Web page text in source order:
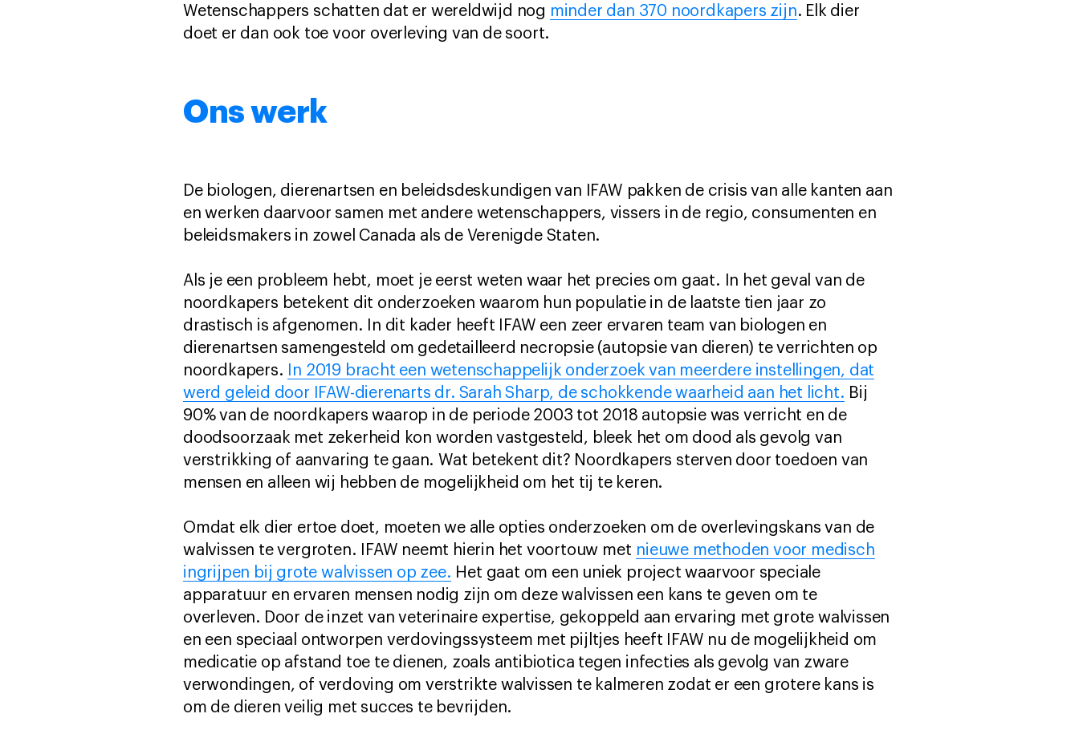
Wetenschappers schatten dat er wereldwijd nog minder dan 370 noordkapers zijn. Elk dier
doet er dan ook toe voor overleving van de soort.
Ons werk
De biologen, dierenartsen en beleidsdeskundigen van IFAW pakken de crisis van alle kanten aan
en werken daarvoor samen met andere wetenschappers, vissers in de regio, consumenten en
beleidsmakers in zowel Canada als de Verenigde Staten.
Als je een probleem hebt, moet je eerst weten waar het precies om gaat. In het geval van de
noordkapers betekent dit onderzoeken waarom hun populatie in de laatste tien jaar zo
drastisch is afgenomen. In dit kader heeft IFAW een zeer ervaren team van biologen en
dierenartsen samengesteld om gedetailleerd necropsie (autopsie van dieren) te verrichten op
noordkapers.
In 2019 bracht een wetenschappelijk onderzoek van meerdere instellingen, dat
werd geleid door IFAW-dierenarts dr. Sarah Sharp, de schokkende waarheid aan het licht. Bij
90% van de noordkapers waarop in de periode 2003 tot 2018 autopsie was verricht en de
doodsoorzaak met zekerheid kon worden vastgesteld, bleek het om dood als gevolg van
verstrikking of aanvaring te gaan. Wat betekent dit? Noordkapers sterven door toedoen van
mensen en alleen wij hebben de mogelijkheid om het tij te keren.
Omdat elk dier ertoe doet, moeten we alle opties onderzoeken om de overlevingskans van de
walvissen te vergroten. IFAW neemt hierin het voortouw met nieuwe methoden voor medisch
ingrijpen bij grote walvissen op zee. Het gaat om een uniek project waarvoor speciale
apparatuur en ervaren mensen nodig zijn om deze walvissen een kans te geven om te
overleven. Door de inzet van veterinaire expertise, gekoppeld aan ervaring met grote walvissen
en een speciaal ontworpen verdovingssysteem met pijltjes heeft IFAW nu de mogelijkheid om
medicatie op afstand toe te dienen, zoals antibiotica tegen infecties als gevolg van zware
verwondingen, of verdoving om verstrikte walvissen te kalmeren zodat er een grotere kans is
om de dieren veilig met succes te bevrijden.